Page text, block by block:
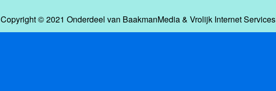
Copyright © 2021 Onderdeel van BaakmanMedia& Vrolijk Internet Services